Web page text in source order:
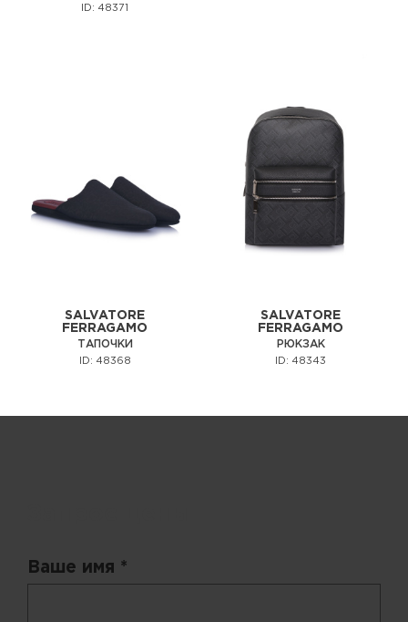
ID: 48371
SALVATORE
FERRAGAMO
ТАПОЧКИ
ID: 48368
SALVATORE
FERRAGAMO
РЮКЗАК
ID: 48343
Ваше имя *